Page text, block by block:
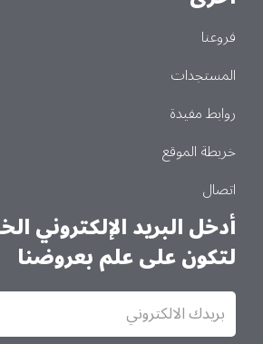
فروعنا
المستجدات
روابط مفيدة
خريطة الموقع
اتصال
أدخل البريد الإلكتروني
لتكون على علم بعروضنا
الاشتراك
في
النشرة